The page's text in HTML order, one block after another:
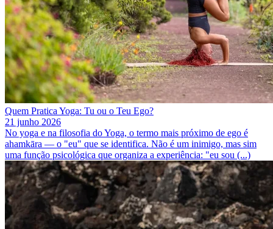
Quem Pratica Yoga: Tu ou o Teu Ego?
21 junho 2026
No yoga e na filosofia do Yoga, o termo mais próximo de ego é
ahamkāra — o "eu" que se identifica. Não é um inimigo, mas sim
uma função psicológica que organiza a experiência: "eu sou (...)